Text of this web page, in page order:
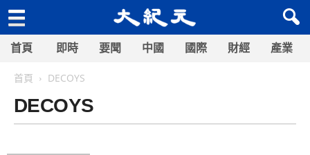
首頁 即時 要聞 中國 國際 財經 產業
首頁 DECOYS
DECOYS